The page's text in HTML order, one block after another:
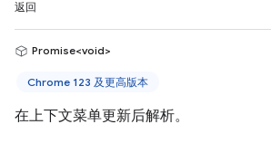
返回
Promise<void>
Chrome 123 及更高版本
在上下文菜单更新后解析。